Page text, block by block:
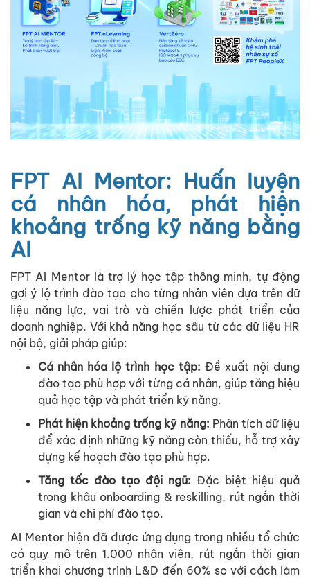
FPT AI Mentor: Huấn luyện
cá nhân hóa, phát hiện
khoảng trống kỹ năng bằng
AI
FPT AI Mentor là trợ lý học tập thông minh, tự động
gợi ý lộ trình đào tạo cho từng nhân viên dựa trên dữ
liệu năng lực, vai trò và chiến lược phát triển của
doanh nghiệp. Với khả năng học sâu từ các dữ liệu HR
nội bộ, giải pháp giúp:
Cá nhân hóa lộ trình học tập: Đề xuất nội dung
đào tạo phù hợp với từng cá nhân, giúp tăng hiệu
quả học tập và phát triển kỹ năng.
Phát hiện khoảng trống kỹ năng: Phân tích dữ liệu
để xác định những kỹ năng còn thiếu, hỗ trợ xây
dựng kế hoạch đào tạo phù hợp.
Tăng tốc đào tạo đội ngũ: Đặc biệt hiệu quả
trong khâu onboarding & reskilling, rút ngắn thời
gian và chi phí đào tạo.
AI Mentor hiện đã được ứng dụng trong nhiều tổ chức
có quy mô trên 1.000 nhân viên, rút ngắn thời gian
triển khai chương trình L&D đến 60% so với cách làm